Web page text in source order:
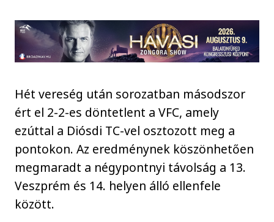
Hét vereség után sorozatban másodszor
ért el 2-2-es döntetlent a VFC, amely
ezúttal a Diósdi TC-vel osztozott meg a
pontokon. Az eredménynek köszönhetően
megmaradt a négypontnyi távolság a 13.
Veszprém és 14. helyen álló ellenfele
között.